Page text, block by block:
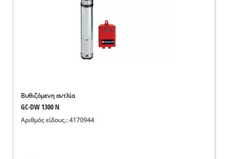
Βυθιζόμενη αντλία
GC-DW 1300 N
Αριθμός είδους.: 4170944